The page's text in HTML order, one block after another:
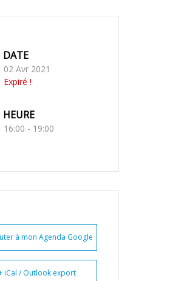
DATE
02 Avr 2021
Expiré !
HEURE
16:00 - 19:00
à mon Agenda Google
iCal / Outlook export